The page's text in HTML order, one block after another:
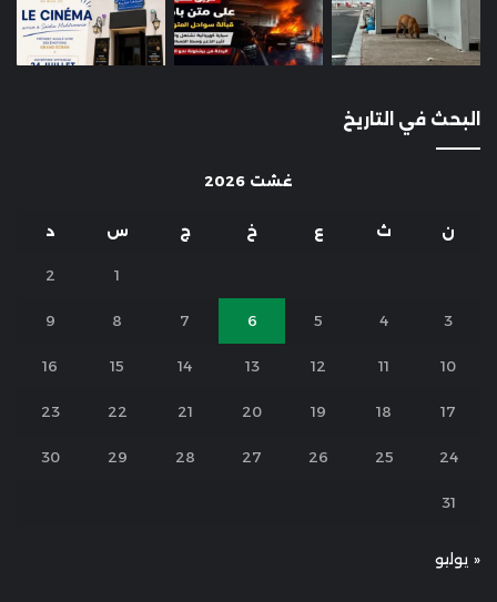
البحث في التاريخ
غشت 2026
ن ث ع خ ج س د
1
2
3
4
5
6
7
8
9
10
11
12
13
14
15
16
17
18
19
20
21
22
23
24
25
26
27
28
29
30
31
« يوليو